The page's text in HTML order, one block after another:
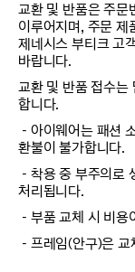
교환 및 반품은 주문
이루어지며, 주문 제
제네시스 부티크 고
바랍니다.
교환 및 반품 접수는
합니다.
－아이웨어는 패션
환불이 불가합니다.
－착용 중 부주의로
처리됩니다.
－부품 교체 시 비
－프레임(안구)은